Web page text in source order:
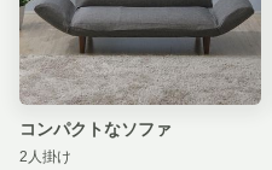
コンパクトなソファ
2人掛け